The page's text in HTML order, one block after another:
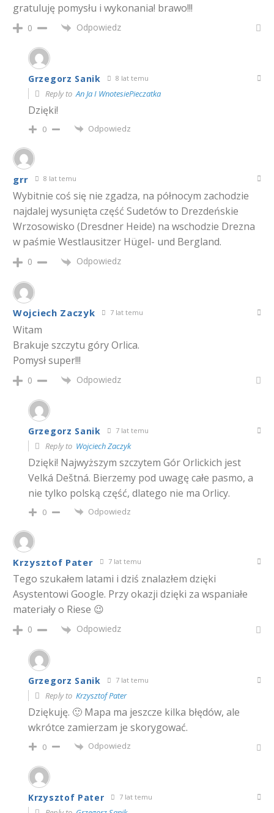
gratuluję pomysłu i wykonania! brawo!!!
0 Odpowiedz
Grzegorz Sanik 8 lat temu
Reply toAn Ja I WnotesiePieczatka
Dzięki!
0 Odpowiedz
grr 8 lat temu
Wybitnie coś się nie zgadza, na północym zachodzie
najdalej wysunięta część Sudetów to Drezdeńskie
Wrzosowisko (Dresdner Heide) na wschodzie Drezna
w paśmie Westlausitzer Hügel- und Bergland.
0 Odpowiedz
Wojciech Zaczyk 7 lat temu
Witam
Brakuje szczytu góry Orlica.
Pomysł super!!!
0 Odpowiedz
Grzegorz Sanik 7 lat temu
Reply to Wojciech Zaczyk
Dzięki! Najwyższym szczytem Gór Orlickich jest
Velká Deštná. Bierzemy pod uwagę całe pasmo, a
nie tylko polską część, dlatego nie ma Orlicy.
0 Odpowiedz
Krzysztof Pater 7 lat temu
Tego szukałem latami i dziś znalazłem dzięki
Asystentowi Google. Przy okazji dzięki za wspaniałe
materiały o Riese 😉
0 Odpowiedz
Grzegorz Sanik 7 lat temu
Reply to Krzysztof Pater
Dziękuję. 🙂 Mapa ma jeszcze kilka błędów, ale
wkrótce zamierzam je skorygować.
0 Odpowiedz
Krzysztof Pater 7 lat temu